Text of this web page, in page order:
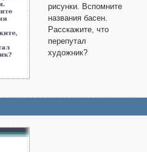
рисунки. Вспомните
названия басен.
Расскажите, что
перепутал
художник?